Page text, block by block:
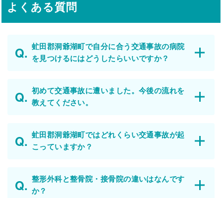
よくある質問
虻田郡洞爺湖町で自分に合う交通事故の病院
を見つけるにはどうしたらいいですか？
初めて交通事故に遭いました。今後の流れを
教えてください。
虻田郡洞爺湖町ではどれくらい交通事故が起
こっていますか？
整形外科と整骨院・接骨院の違いはなんです
か？